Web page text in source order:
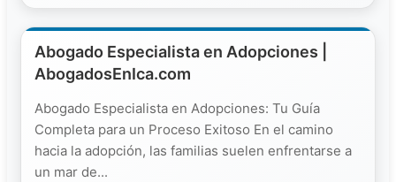
Abogado Especialista en Adopciones |
AbogadosEnIca.com
Abogado Especialista en Adopciones: Tu Guía
Completa para un Proceso Exitoso En el camino
hacia la adopción, las familias suelen enfrentarse a
un mar de...